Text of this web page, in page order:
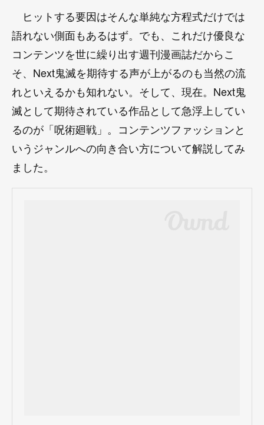
ヒットする要因はそんな単純な方程式だけでは
語れない側面もあるはず。でも、これだけ優良な
コンテンツを世に繰り出す週刊漫画誌だからこ
そ、Next鬼滅を期待する声が上がるのも当然の流
れといえるかも知れない。そして、現在。Next鬼
滅として期待されている作品として急浮上してい
るのが「呪術廻戦」。コンテンツファッションと
いうジャンルへの向き合い方について解説してみ
ました。